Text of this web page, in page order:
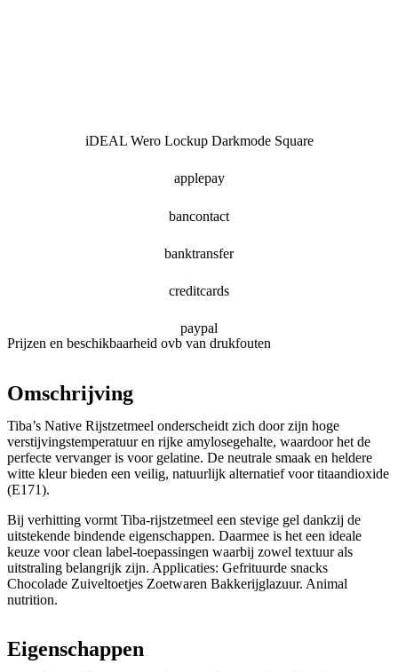
iDEAL Wero Lockup Darkmode Square
applepay
bancontact
banktransfer
creditcards
paypal
Prijzen en beschikbaarheid ovb van drukfouten
Omschrijving
Tiba’s Native Rijstzetmeel onderscheidt zich door zijn hoge
verstijvingstemperatuur en rijke amylosegehalte, waardoor het de
perfecte vervanger is voor gelatine. De neutrale smaak en heldere
witte kleur bieden een veilig, natuurlijk alternatief voor titaandioxide
(E171).
Bij verhitting vormt Tiba-rijstzetmeel een stevige gel dankzij de
uitstekende bindende eigenschappen. Daarmee is het een ideale
keuze voor clean label-toepassingen waarbij zowel textuur als
uitstraling belangrijk zijn. Applicaties: Gefrituurde snacks
Chocolade Zuiveltoetjes Zoetwaren Bakkerijglazuur. Animal
nutrition.
Eigenschappen